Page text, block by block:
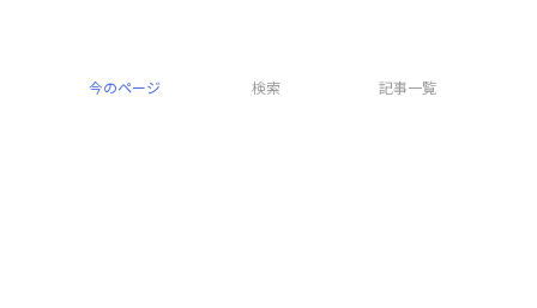
今のページ 検索 記事一覧